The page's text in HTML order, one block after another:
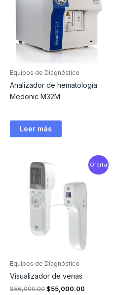
Equipos de Diagnóstico
Analizador de hematología
Medonic M32M
Leer más
¡Oferta!
Equipos de Diagnóstico
Visualizador de venas
$56,000.00 El
$55,000.00